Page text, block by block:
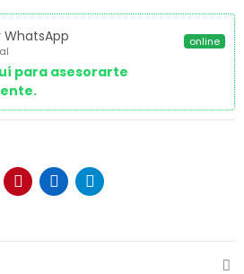
para asesorarte
online